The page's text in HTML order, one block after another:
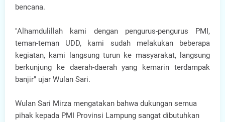
bencana.
"Alhamdulillah kami dengan pengurus-pengurus PMI,
teman-teman UDD, kami sudah melakukan beberapa
kegiatan, kami langsung turun ke masyarakat, langsung
berkunjung ke daerah-daerah yang kemarin terdampak
banjir" ujar Wulan Sari.
Wulan Sari Mirza mengatakan bahwa dukungan semua
pihak kepada PMI Provinsi Lampung sangat dibutuhkan